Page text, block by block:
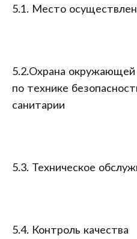
5.1. Место
5.2.Охрана
по технике
санитарии
5.3. Техническое
5.4. Контроль качества